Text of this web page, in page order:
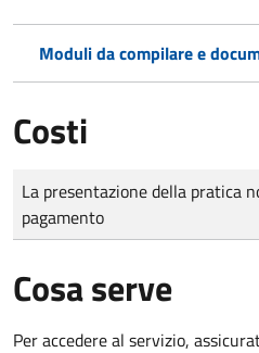
Moduli da compilare e
Costi
Tipo di pagamento
Importo
La presentazione della pratica
pagamento
Cosa serve
Per accedere al servizio,